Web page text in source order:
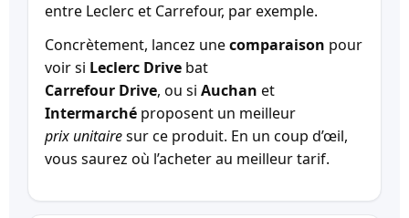
entre Leclerc et Carrefour, par exemple.
Concrètement, lancez unecomparaison pour
voir si Leclerc Drive bat
Carrefour Drive, ou si Auchan et
Intermarché proposent un meilleur
prix unitairesur ce produit. En un coup d’œil,
vous saurez où l’acheter au meilleur tarif.